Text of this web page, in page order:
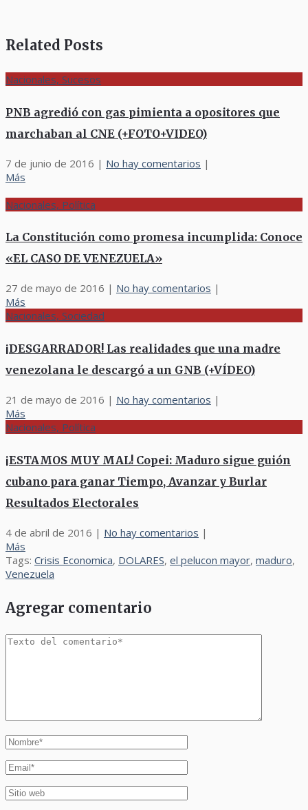
Related Posts
Nacionales, Sucesos
PNB agredió con gas pimienta a opositores que
marchaban al CNE (+FOTO+VIDEO)
7 de junio de 2016 | No hay comentarios |
Más
Nacionales, Política
La Constitución como promesa incumplida: Conoce
«EL CASO DE VENEZUELA»
27 de mayo de 2016 | No hay comentarios |
Más
Nacionales, Sociedad
¡DESGARRADOR! Las realidades que una madre
venezolana le descargó a un GNB (+VÍDEO)
21 de mayo de 2016 | No hay comentarios |
Más
Nacionales, Política
¡ESTAMOS MUY MAL! Copei: Maduro sigue guión
cubano para ganar Tiempo, Avanzar y Burlar
Resultados Electorales
4 de abril de 2016 | No hay comentarios |
Más
Tags: Crisis Economica, DOLARES, el pelucon mayor, maduro,
Venezuela
Agregar comentario